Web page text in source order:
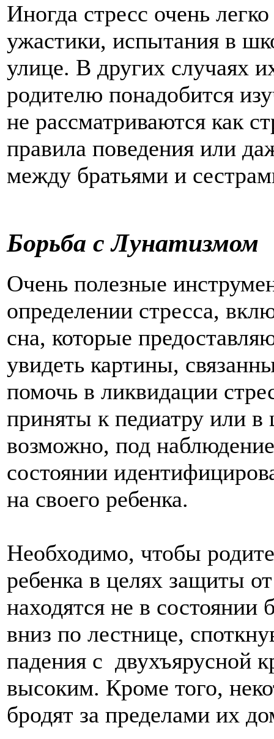
Иногда стресс очень
ужастики, испытания в
улице. В других случаях
родителю понадобится
не рассматриваются как
правила поведения или
между братьями и
Борьба с Лунатизмом
Очень полезные
определении стресса,
сна, которые
увидеть картины,
помочь в ликвидации
приняты к педиатру или
возможно, под
состоянии
на своего ребенка.
Необходимо, чтобы
ребенка в целях защиты
находятся не в состоянии
вниз по лестнице,
падения с двухъярусной
высоким. Кроме того,
бродят за пределами их